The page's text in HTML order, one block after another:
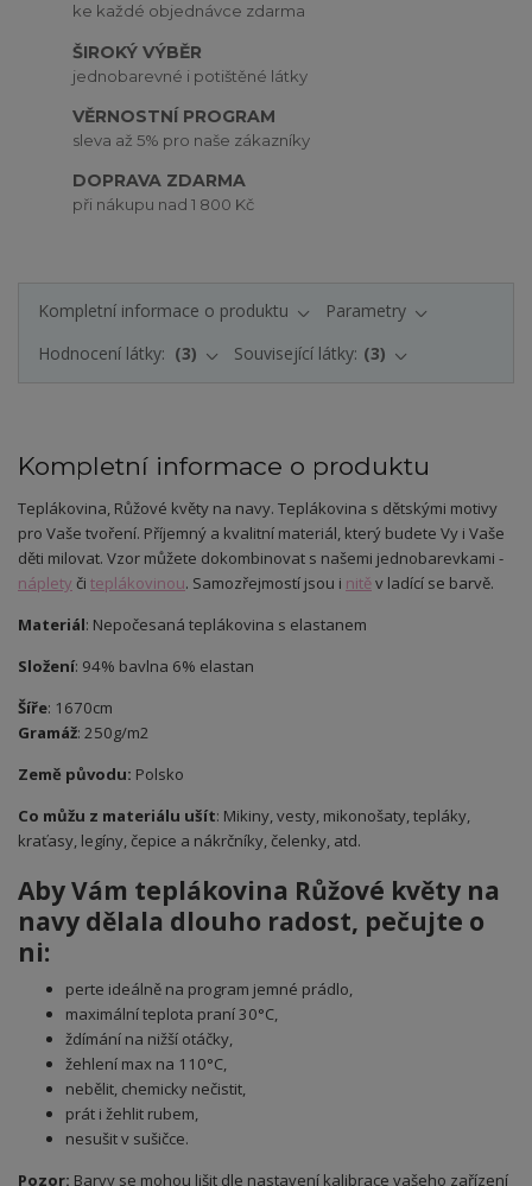
ke každé objednávce zdarma
ŠIROKÝ VÝBĚR
jednobarevné i potištěné látky
VĚRNOSTNÍ PROGRAM
sleva až 5% pro naše zákazníky
DOPRAVA ZDARMA
při nákupu nad 1 800 Kč
Kompletní informace o produktu
Parametry
Hodnocení látky:
3 Související látky: 3
Kompletní informace o produktu
Teplákovina, Růžové květy na navy. Teplákovina s dětskými motivy
pro Vaše tvoření. Příjemný a kvalitní materiál, který budete Vy i Vaše
děti milovat. Vzor můžete dokombinovat s našemi jednobarevkami -
náplety či teplákovinou. Samozřejmostí jsou i nitěv ladící se barvě.
Materiál: Nepočesaná teplákovina s elastanem
Složení: 94% bavlna 6% elastan
Šíře: 1670cm
Gramáž: 250g/m2
Země původu: Polsko
Co můžu z materiálu ušít: Mikiny, vesty, mikonošaty, tepláky,
kraťasy, legíny, čepice a nákrčníky, čelenky, atd.
Aby Vám teplákovina Růžové květy na
navy dělala dlouho radost, pečujte o
ni:
perte ideálně na program jemné prádlo,
maximální teplota praní 30°C,
ždímání na nižší otáčky,
žehlení max na 110°C,
nebělit, chemicky nečistit,
prát i žehlit rubem,
nesušit v sušičce.
Pozor: Barvy se mohou lišit dle nastavení kalibrace vašeho zařízení